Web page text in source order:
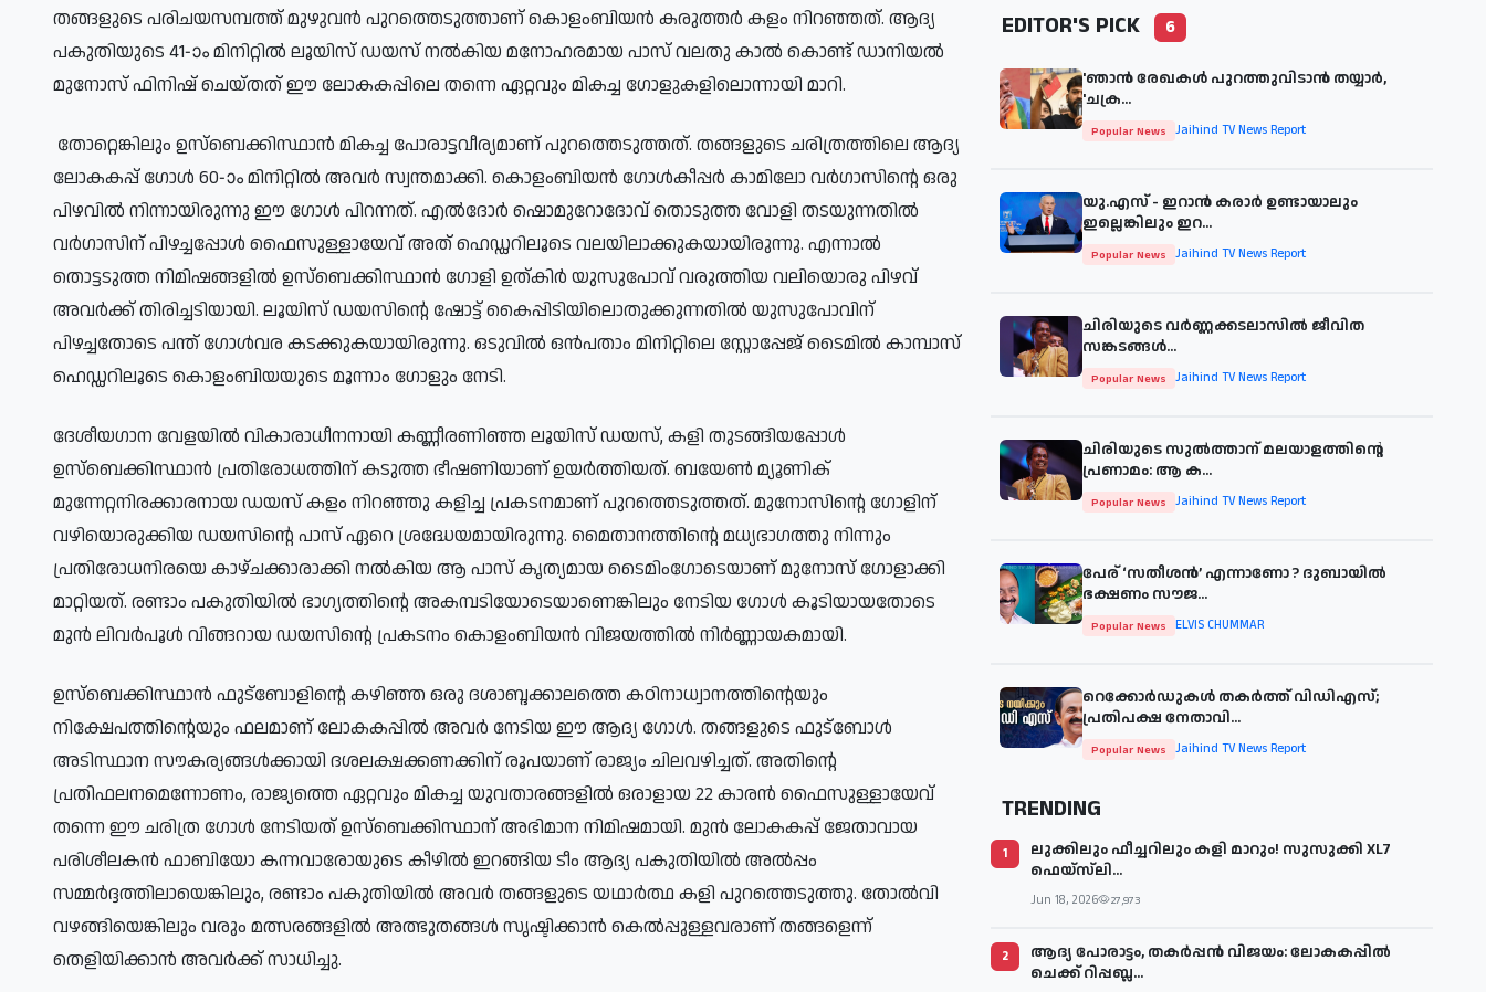
തങ്ങളുടെ പരിചയസമ്പത്ത് മുഴുവൻ പുറത്തെടുത്താണ് കൊളംബിയൻ കരുത്തർ കളം നിറഞ്ഞത്. ആദ്യ
പകുതിയുടെ 41-ാം മിനിറ്റിൽ ലൂയിസ് ഡയസ് നൽകിയ മനോഹരമായ പാസ് വലതു കാൽ കൊണ്ട് ഡാനിയൽ
മുനോസ് ഫിനിഷ് ചെയ്തത് ഈ ലോകകപ്പിലെ തന്നെ ഏറ്റവും മികച്ച ഗോളുകളിലൊന്നായി മാറി.
തോറ്റെങ്കിലും ഉസ്ബെക്കിസ്ഥാൻ മികച്ച പോരാട്ടവീര്യമാണ് പുറത്തെടുത്തത്. തങ്ങളുടെ ചരിത്രത്തിലെ ആദ്യ
ലോകകപ്പ് ഗോൾ 60-ാം മിനിറ്റിൽ അവർ സ്വന്തമാക്കി. കൊളംബിയൻ ഗോൾകീപ്പർ കാമിലോ വർഗാസിന്റെ ഒരു
പിഴവിൽ നിന്നായിരുന്നു ഈ ഗോൾ പിറന്നത്. എൽദോർ ഷൊമുറോദോവ് തൊടുത്ത വോളി തടയുന്നതിൽ
വർഗാസിന് പിഴച്ചപ്പോൾ ഫൈസുള്ളായേവ് അത് ഹെഡ്ഡറിലൂടെ വലയിലാക്കുകയായിരുന്നു. എന്നാൽ
തൊട്ടടുത്ത നിമിഷങ്ങളിൽ ഉസ്ബെക്കിസ്ഥാൻ ഗോളി ഉത്കിർ യുസുപോവ് വരുത്തിയ വലിയൊരു പിഴവ്
അവർക്ക് തിരിച്ചടിയായി. ലൂയിസ് ഡയസിന്റെ ഷോട്ട് കൈപ്പിടിയിലൊതുക്കുന്നതിൽ യുസുപോവിന്
പിഴച്ചതോടെ പന്ത് ഗോൾവര കടക്കുകയായിരുന്നു. ഒടുവിൽ ഒൻപതാം മിനിറ്റിലെ സ്റ്റോപ്പേജ് ടൈമിൽ കാമ്പാസ്
ഹെഡ്ഡറിലൂടെ കൊളംബിയയുടെ മൂന്നാം ഗോളും നേടി.
ദേശീയഗാന വേളയിൽ വികാരാധീനനായി കണ്ണീരണിഞ്ഞ ലൂയിസ് ഡയസ്, കളി തുടങ്ങിയപ്പോൾ
ഉസ്ബെക്കിസ്ഥാൻ പ്രതിരോധത്തിന് കടുത്ത ഭീഷണിയാണ് ഉയർത്തിയത്. ബയേൺ മ്യൂണിക്
മുന്നേറ്റനിരക്കാരനായ ഡയസ് കളം നിറഞ്ഞു കളിച്ച പ്രകടനമാണ് പുറത്തെടുത്തത്. മുനോസിന്റെ ഗോളിന്
വഴിയൊരുക്കിയ ഡയസിന്റെ പാസ് ഏറെ ശ്രദ്ധേയമായിരുന്നു. മൈതാനത്തിന്റെ മധ്യഭാഗത്തു നിന്നും
പ്രതിരോധനിരയെ കാഴ്ചക്കാരാക്കി നൽകിയ ആ പാസ് കൃത്യമായ ടൈമിംഗോടെയാണ് മുനോസ് ഗോളാക്കി
മാറ്റിയത്. രണ്ടാം പകുതിയിൽ ഭാഗ്യത്തിന്റെ അകമ്പടിയോടെയാണെങ്കിലും നേടിയ ഗോൾ കൂടിയായതോടെ
മുൻ ലിവർപൂൾ വിങ്ങറായ ഡയസിന്റെ പ്രകടനം കൊളംബിയൻ വിജയത്തിൽ നിർണ്ണായകമായി.
ഉസ്ബെക്കിസ്ഥാൻ ഫുട്ബോളിന്റെ കഴിഞ്ഞ ഒരു ദശാബ്ദക്കാലത്തെ കഠിനാധ്വാനത്തിന്റെയും
നിക്ഷേപത്തിന്റെയും ഫലമാണ് ലോകകപ്പിൽ അവർ നേടിയ ഈ ആദ്യ ഗോൾ. തങ്ങളുടെ ഫുട്ബോൾ
അടിസ്ഥാന സൗകര്യങ്ങൾക്കായി ദശലക്ഷക്കണക്കിന് രൂപയാണ് രാജ്യം ചിലവഴിച്ചത്. അതിന്റെ
പ്രതിഫലനമെന്നോണം, രാജ്യത്തെ ഏറ്റവും മികച്ച യുവതാരങ്ങളിൽ ഒരാളായ 22 കാരൻ ഫൈസുള്ളായേവ്
തന്നെ ഈ ചരിത്ര ഗോൾ നേടിയത് ഉസ്ബെക്കിസ്ഥാന് അഭിമാന നിമിഷമായി. മുൻ ലോകകപ്പ് ജേതാവായ
പരിശീലകൻ ഫാബിയോ കന്നവാരോയുടെ കീഴിൽ ഇറങ്ങിയ ടീം ആദ്യ പകുതിയിൽ അൽപ്പം
സമ്മർദ്ദത്തിലായെങ്കിലും, രണ്ടാം പകുതിയിൽ അവർ തങ്ങളുടെ യഥാർത്ഥ കളി പുറത്തെടുത്തു. തോൽവി
വഴങ്ങിയെങ്കിലും വരും മത്സരങ്ങളിൽ അത്ഭുതങ്ങൾ സൃഷ്ടിക്കാൻ കെൽപ്പുള്ളവരാണ് തങ്ങളെന്ന്
തെളിയിക്കാൻ അവർക്ക് സാധിച്ചു.
EDITOR'S PICK 6
'ഞാന്‍ രേഖകള്‍ പുറത്തുവിടാന്‍ തയ്യാര്‍,
'ചക്ര...
Popular News Jaihind TV News Report
യു.എസ് - ഇറാൻ കരാർ ഉണ്ടായാലും
ഇല്ലെങ്കിലും ഇറ...
Popular News Jaihind TV News Report
ചിരിയുടെ വര്‍ണ്ണക്കടലാസില്‍ ജീവിത
സങ്കടങ്ങള്‍...
Popular News Jaihind TV News Report
ചിരിയുടെ സുൽത്താന് മലയാളത്തിന്റെ
പ്രണാമം: ആ ക...
Popular News Jaihind TV News Report
പേര് ‘സതീശന്‍’ എന്നാണോ ? ദുബായില്‍
ഭക്ഷണം സൗജ...
Popular News ELVIS CHUMMAR
റെക്കോർഡുകൾ തകർത്ത് വിഡിഎസ്;
പ്രതിപക്ഷ നേതാവി...
Popular News Jaihind TV News Report
TRENDING
1
ലുക്കിലും ഫീച്ചറിലും കളി മാറും! സുസുക്കി XL7
ഫെയ്‌സ്‌ലി...
Jun 18, 2026 27,973
2
ആദ്യ പോരാട്ടം, തകർപ്പൻ വിജയം: ലോകകപ്പിൽ
ചെക്ക് റിപ്പബ്ല...